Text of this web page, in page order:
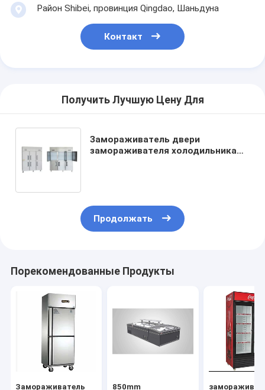
Район Shibei, провинция Qingdao, Шаньдуна
Контакт
Получить Лучшую Цену Для
Замораживатель двери
замораживателя холодильника
Продолжать
Порекомендованные Продукты
Замораживатель 850mm